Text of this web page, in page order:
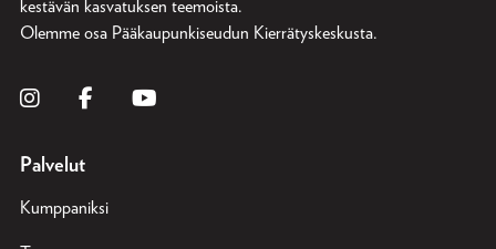
kestävän kasvatuksen teemoista.
Olemme osa Pääkaupunkiseudun Kierrätyskeskusta.
Palvelut
Kumppaniksi